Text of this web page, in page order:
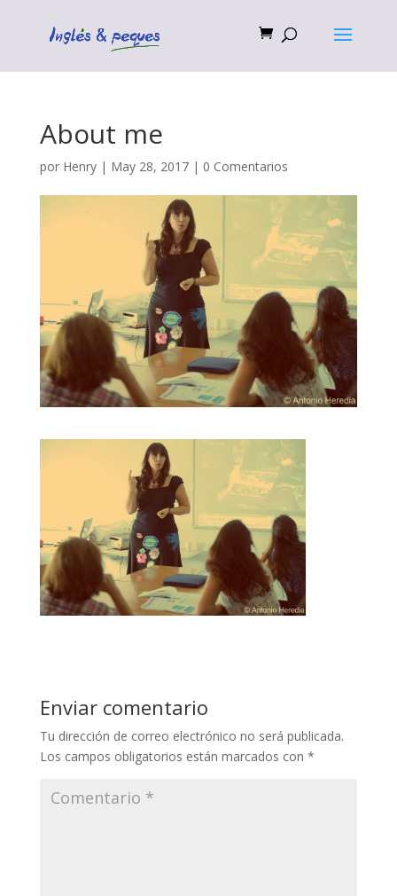
About me
por Henry| May 28, 2017| 0 Comentarios
Enviar comentario
Tu dirección de correo electrónico no será publicada.
Los campos obligatorios están marcados con *